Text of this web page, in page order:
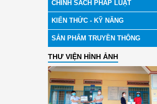
CHÍNH SÁCH PHÁP LUẬT
KIẾN THỨC - KỸ NĂNG
SẢN PHẨM TRUYỀN THÔNG
THƯ VIỆN HÌNH ẢNH